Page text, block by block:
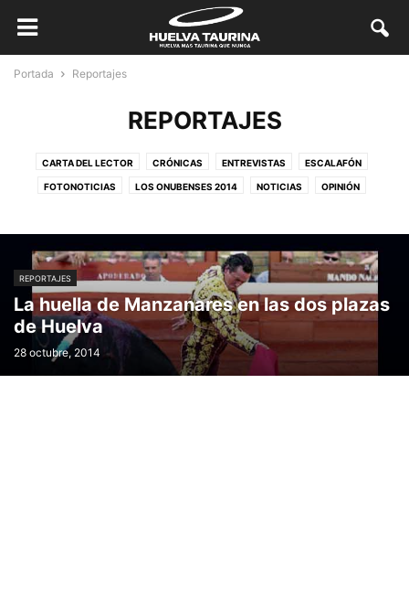
Portada Reportajes
REPORTAJES
CARTA DEL LECTOR CRÓNICAS ENTREVISTAS ESCALAFÓN
FOTONOTICIAS LOS ONUBENSES 2014 NOTICIAS OPINIÓN
REPORTAJES
La huella de Manzanares en las dos plazas
de Huelva
28 octubre, 2014